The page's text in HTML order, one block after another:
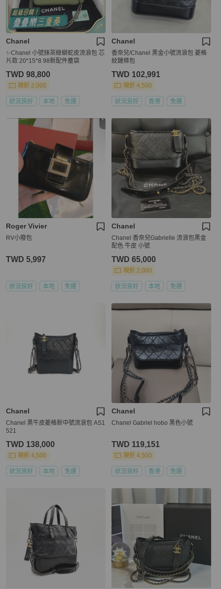
Chanel
✨Chanel 小號抹茶綠蟒蛇皮流浪包 芯
片款 20*15*8 98新配件塵袋
TWD 98,800
現折 2,000
狀況良好 本地 免運
Chanel
香奈兒/Chanel 黑金小號流浪包 菱格
紋鏈條包
TWD 102,991
現折 4,500
狀況良好 香港 免運
Roger Vivier
RV小廢包
TWD 5,997
狀況良好 本地 免運
Chanel
Chanel 香奈兒Gabrielle 流浪包黑金
配色 牛皮 小號
TWD 65,000
現折 2,000
狀況良好 本地 免運
Chanel
Chanel 黑牛皮菱格新中號流浪包 AS1
521
TWD 138,000
現折 4,500
狀況良好 本地 免運
Chanel
Chanel Gabriel hobo 黑色小號
TWD 119,151
現折 4,500
狀況良好 香港 免運